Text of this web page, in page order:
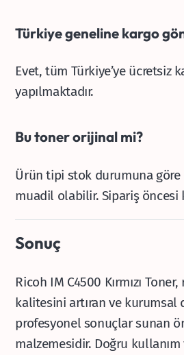
Türkiye geneline kargo
Evet, tüm Türkiye’ye ücretsiz
yapılmaktadır.
Bu toner orijinal mi?
Ürün tipi stok durumuna
muadil olabilir. Sipariş
Sonuç
Ricoh IM C4500 Kırmızı
kalitesini artıran ve kurumsal
profesyonel sonuçlar sunan
malzemesidir. Doğru